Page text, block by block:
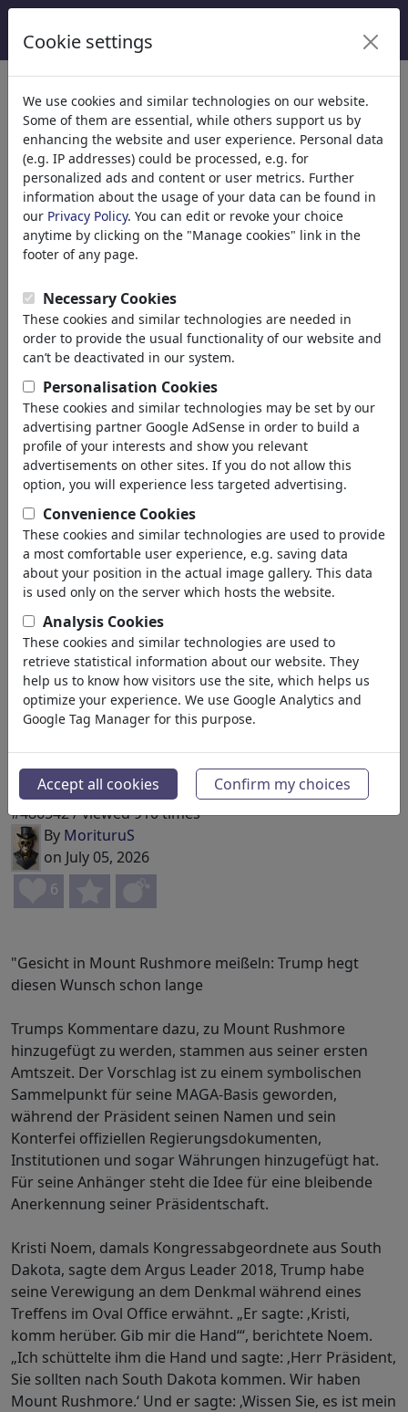
Welcome totoonpool.com,
world's largest community for cartoons, caricatures
and fun drawings.
Browse413932 artworks,discover
unique items.
Cartoons»Newest cartoons
King Jesus Superpope Mt.Rushmore
#486542 / viewed 910 times
By MorituruS
on July 05, 2026
6
"Gesicht in Mount Rushmore meißeln: Trump hegt
diesen Wunsch schon lange
Trumps Kommentare dazu, zu Mount Rushmore
hinzugefügt zu werden, stammen aus seiner ersten
Amtszeit. Der Vorschlag ist zu einem symbolischen
Sammelpunkt für seine MAGA-Basis geworden,
während der Präsident seinen Namen und sein
Konterfei offiziellen Regierungsdokumenten,
Institutionen und sogar Währungen hinzugefügt hat.
Für seine Anhänger steht die Idee für eine bleibende
Anerkennung seiner Präsidentschaft.
Kristi Noem, damals Kongressabgeordnete aus South
Dakota, sagte dem Argus Leader 2018, Trump habe
seine Verewigung an dem Denkmal während eines
Treffens im Oval Office erwähnt. „Er sagte: ‚Kristi,
komm herüber. Gib mir die Hand‘“, berichtete Noem.
„Ich schüttelte ihm die Hand und sagte: ‚Herr Präsident,
Sie sollten nach South Dakota kommen. Wir haben
Mount Rushmore.‘ Und er sagte: ‚Wissen Sie, es ist mein
Cookie settings
We use cookies and similar technologies on our website.
Some of them are essential, while others support us by
enhancing the website and user experience. Personal data
(e.g. IP addresses) could be processed, e.g. for
personalized ads and content or user metrics. Further
information about the usage of your data can be found in
our Privacy Policy. You can edit or revoke your choice
anytime by clicking on the "Manage cookies" link in the
footer of any page.
Necessary Cookies
These cookies and similar technologies are needed in
order to provide the usual functionality of our website and
can’t be deactivated in our system.
Personalisation Cookies
These cookies and similar technologies may be set by our
advertising partner Google AdSense in order to build a
profile of your interests and show you relevant
advertisements on other sites. If you do not allow this
option, you will experience less targeted advertising.
Convenience Cookies
These cookies and similar technologies are used to provide
a most comfortable user experience, e.g. saving data
about your position in the actual image gallery. This data
is used only on the server which hosts the website.
Analysis Cookies
These cookies and similar technologies are used to
retrieve statistical information about our website. They
help us to know how visitors use the site, which helps us
optimize your experience. We use Google Analytics and
Google Tag Manager for this purpose.
Accept all cookies Confirm my choices